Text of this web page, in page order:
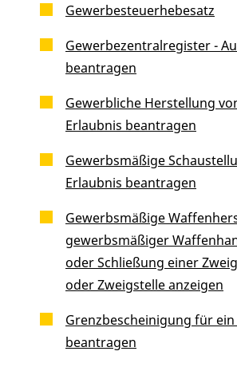
Gewerbesteuerhebesatz
Gewerbezentralregister -
beantragen
Gewerbliche Herstellung
Erlaubnis beantragen
Gewerbsmäßige
Erlaubnis beantragen
Gewerbsmäßige
gewerbsmäßiger
oder Schließung einer
oder Zweigstelle anzeigen
Grenzbescheinigung für
beantragen